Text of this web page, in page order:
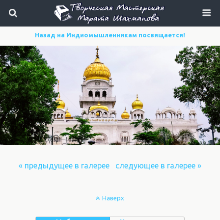
Назад на Индиомышленникам посвящается!
« предыдущее в галерее следующее в галерее »
Наверх